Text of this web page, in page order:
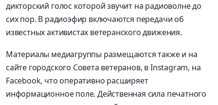
дикторский голос которой звучит на радиоволне до
сих пор. В радиоэфир включаются передачи об
известных активистах ветеранского движения.
Материалы медиагруппы размещаются также и на
сайте городского Совета ветеранов, в Instagram, на
Faсebook, что оперативно расширяет
информационное поле. Действенная сила печатного